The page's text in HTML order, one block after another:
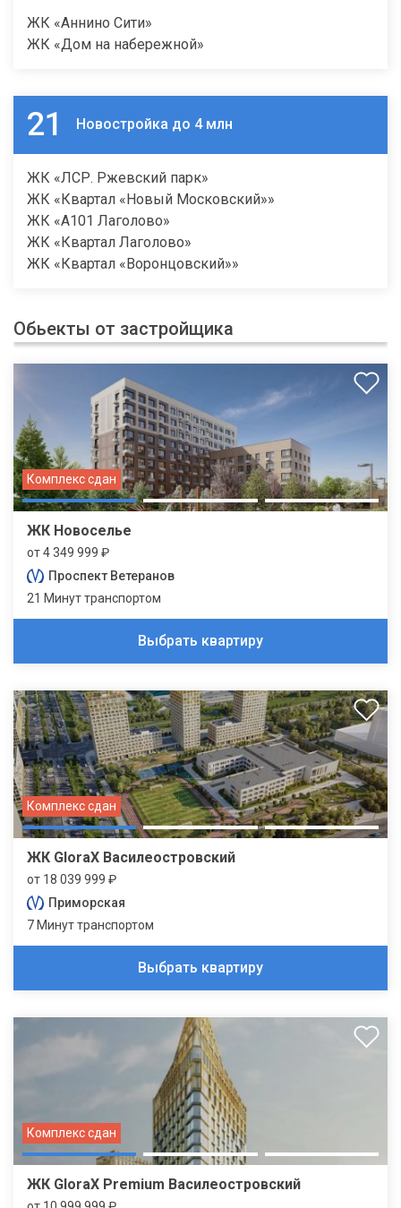
ЖК «Аннино Сити»
ЖК «Дом на набережной»
21 Новостройка до 4 млн
ЖК «ЛСР. Ржевский парк»
ЖК «Квартал «Новый Московский»»
ЖК «А101 Лаголово»
ЖК «Квартал Лаголово»
ЖК «Квартал «Воронцовский»»
Обьекты от застройщика
Комплекс сдан
ЖК Новоселье
от 4 349 999 ₽
Проспект Ветеранов
21 Минут транспортом
Выбрать квартиру
Комплекс сдан
ЖК GloraX Василеостровский
от 18 039 999 ₽
Приморская
7 Минут транспортом
Выбрать квартиру
Комплекс сдан
ЖК GloraX Premium Василеостровский